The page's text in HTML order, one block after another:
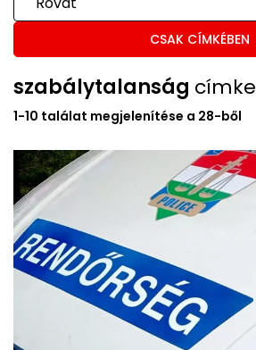
CSAK CÍMKÉBEN
szabálytalanság címke
1-10 találat megjelenítése a 28-ből